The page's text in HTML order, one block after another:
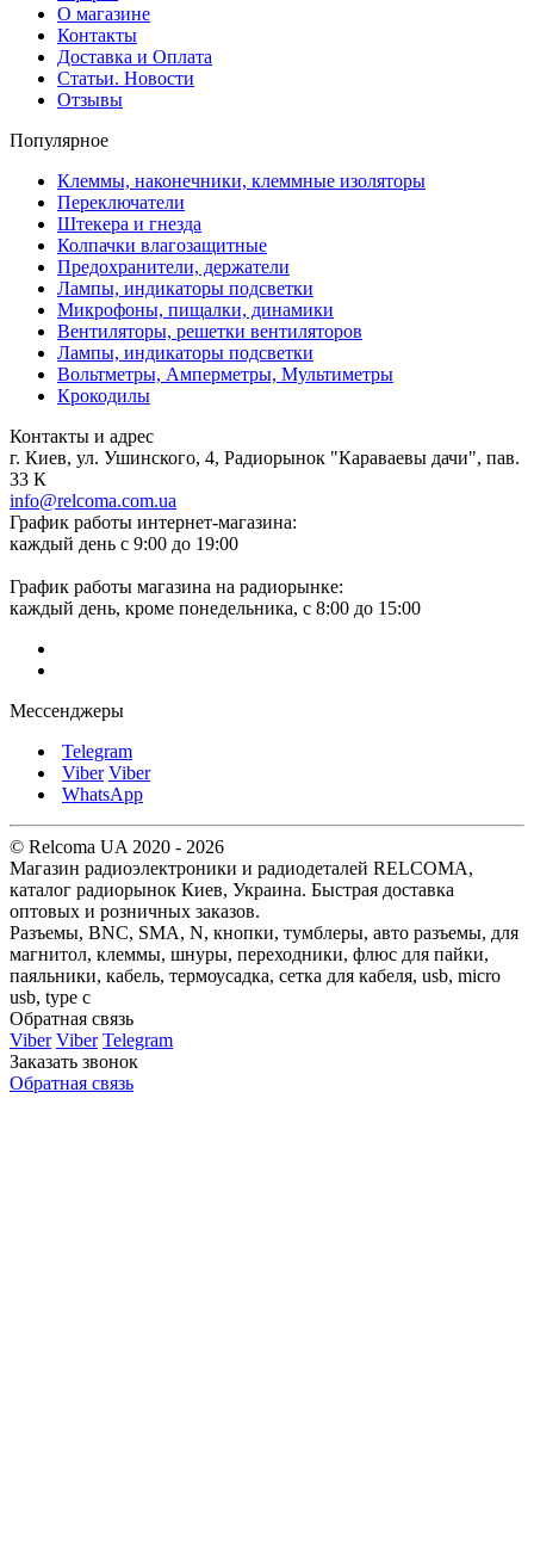
О магазине
Контакты
Доставка и Оплата
Статьи. Новости
Отзывы
Популярное
Клеммы, наконечники, клеммные изоляторы
Переключатели
Штекера и гнезда
Колпачки влагозащитные
Предохранители, держатели
Лампы, индикаторы подсветки
Микрофоны, пищалки, динамики
Вентиляторы, решетки вентиляторов
Лампы, индикаторы подсветки
Вольтметры, Амперметры, Мультиметры
Крокодилы
Контакты и адрес
г. Киев, ул. Ушинского, 4, Радиорынок "Караваевы дачи", пав.
33 К
info@relcoma.com.ua
График работы интернет-магазина:
каждый день с 9:00 до 19:00
График работы магазина на радиорынке:
каждый день, кроме понедельника, с 8:00 до 15:00
Мессенджеры
Telegram
Viber Viber
WhatsApp
© Relcoma UA 2020 - 2026
Магазин радиоэлектроники и радиодеталей RELCOMA,
каталог радиорынок Киев, Украина. Быстрая доставка
оптовых и розничных заказов.
Разъемы, BNC, SMA, N, кнопки, тумблеры, авто разъемы, для
магнитол, клеммы, шнуры, переходники, флюс для пайки,
паяльники, кабель, термоусадка, сетка для кабеля, usb, micro
usb, type c
Обратная связь
Viber Viber Telegram
Заказать звонок
Обратная связь